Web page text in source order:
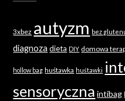
3xbez autyzm bez
diagnoza dieta DIY domowa
hollow bag huśtawka huśtawki
sensoryczna intibag